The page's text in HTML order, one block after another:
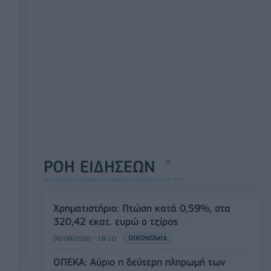
ΡΟΗ ΕΙΔΗΣΕΩΝ
Χρηματιστήριο: Πτώση κατά 0,59%, στα
320,42 εκατ. ευρώ ο τζίρος
06/08/2026 - 18:10 ΟΙΚΟΝΟΜΙΑ
ΟΠΕΚΑ: Αύριο η δεύτερη πληρωμή των